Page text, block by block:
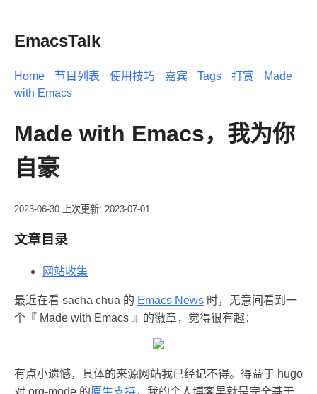
EmacsTalk
Home 节目列表 使用技巧 嘉宾 Tags 打赏
Made
with Emacs
Made with Emacs，我为你
自豪
2023-06-30 上次更新: 2023-07-01
文章目录
网站收集
最近在看 sacha chua 的 Emacs News 时，无意间看到一
个『 Made with Emacs 』的徽章，觉得很有趣：
有点小遗憾，具体的来源网站我已经记不得。得益于 hugo